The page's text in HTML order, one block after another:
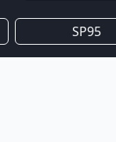
SP95